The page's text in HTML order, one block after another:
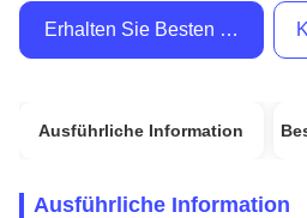
Erhalten Sie Besten Preis
Ausführliche Information
Ausführliche Information